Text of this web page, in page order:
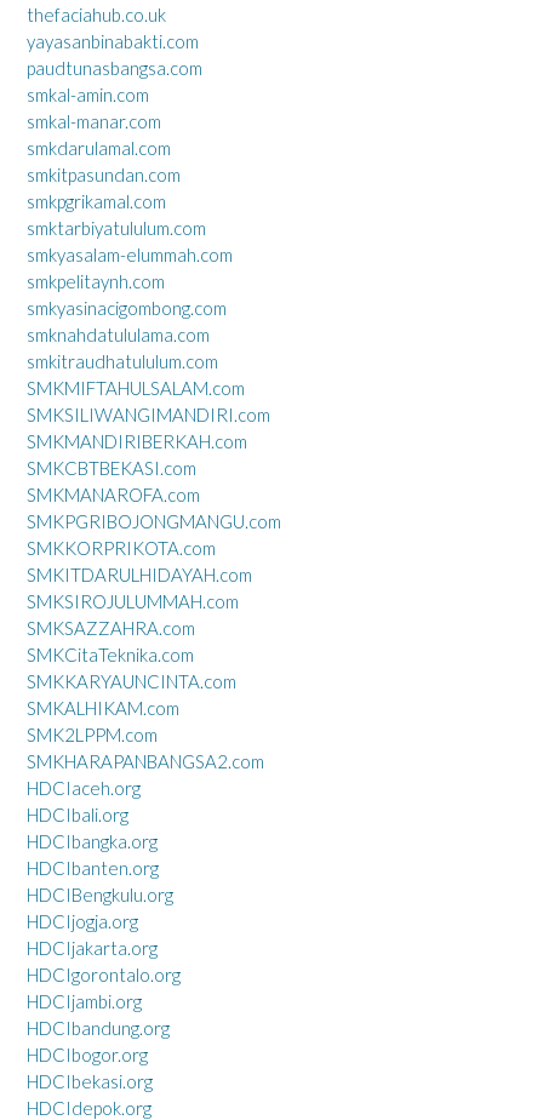
thefaciahub.co.uk
yayasanbinabakti.com
paudtunasbangsa.com
smkal-amin.com
smkal-manar.com
smkdarulamal.com
smkitpasundan.com
smkpgrikamal.com
smktarbiyatululum.com
smkyasalam-elummah.com
smkpelitaynh.com
smkyasinacigombong.com
smknahdatululama.com
smkitraudhatululum.com
SMKMIFTAHULSALAM.com
SMKSILIWANGIMANDIRI.com
SMKMANDIRIBERKAH.com
SMKCBTBEKASI.com
SMKMANAROFA.com
SMKPGRIBOJONGMANGU.com
SMKKORPRIKOTA.com
SMKITDARULHIDAYAH.com
SMKSIROJULUMMAH.com
SMKSAZZAHRA.com
SMKCitaTeknika.com
SMKKARYAUNCINTA.com
SMKALHIKAM.com
SMK2LPPM.com
SMKHARAPANBANGSA2.com
HDCIaceh.org
HDCIbali.org
HDCIbangka.org
HDCIbanten.org
HDCIBengkulu.org
HDCIjogja.org
HDCIjakarta.org
HDCIgorontalo.org
HDCIjambi.org
HDCIbandung.org
HDCIbogor.org
HDCIbekasi.org
HDCIdepok.org